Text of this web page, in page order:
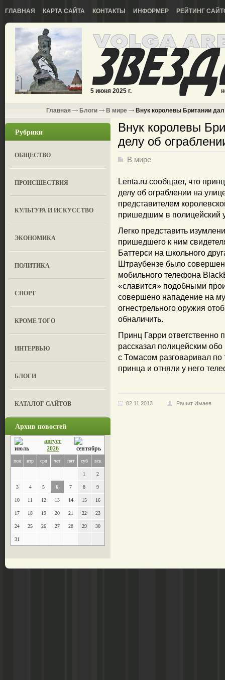
ГЛАВНАЯ КАРТА САЙТА КОНТАКТЫ ИНФОРМЕР РЕЙТИНГ
5 июня 2025 г.
Главная Блоги В мире Внук королевы Британии
Рубрики
ОБЩЕСТВО
ПРОИСШЕСТВИЯ
КУЛЬТУРА И ИСКУССТВО
ЭКОНОМИКА
ПОЛИТИКА
СПОРТ
КРОМЕ ТОГО
ИНТЕРВЬЮ
БЛОГИ
КАТАЛОГ САЙТОВ
Архив новостей
август
2026
пон втр срд чет пят суб вск
1 2
3 4 5 6 7 8 9
10 11 12 13 14 15 16
17 18 19 20 21 22 23
24 25 26 27 28 29 30
31
Внук королевы
делу об
В мире
Lenta.ru сообщает, что
делу об ограблении на
представителем
пришедшим в полицейский
Легко представить
пришедшего к ним
Баттерси на школьного
Штраубензе было
мобильного телефона
«славится» подобными
совершено нападение на
огнестрельного оружия
обналичить.
Принц Гарри ответственно
рассказал полицейским
с Томасом разговаривал по
принца и отняли у него
02.11.2013 Рашит Имаев